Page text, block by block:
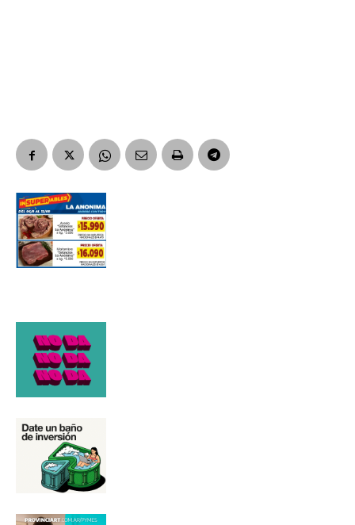
Dirección de correo electrónico *
Nombre
Apellidos